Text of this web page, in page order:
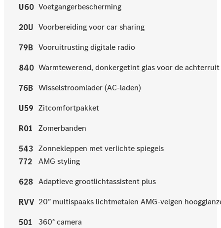
U60 Voetgangerbescherming
20U Voorbereiding voor car sharing
79B Vooruitrusting digitale radio
840 Warmtewerend, donkergetint glas voor de
76B Wisselstroomlader (AC-laden)
U59 Zitcomfortpakket
R01 Zomerbanden
543 Zonnekleppen met verlichte spiegels
772 AMG styling
628 Adaptieve grootlichtassistent plus
RVV 20” multispaaks lichtmetalen AMG-velgen
501 360° camera